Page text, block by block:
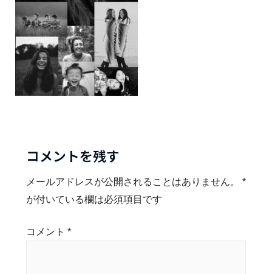
コメントを残す
メールアドレスが公開されることはありません。
*
が付いている欄は必須項目です
コメント *